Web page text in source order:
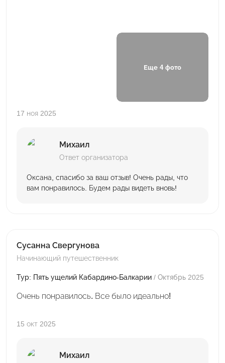
Еще 4 фото
17 ноя 2025
Михаил
Ответ организатора
Оксана, спасибо за ваш отзыв! Очень рады, что
вам понравилось. Будем рады видеть вновь!
Сусанна Свергунова
Начинающий путешественник
Тур: Пять ущелий Кабардино-Балкарии / Октябрь 2025
Очень понравилось. Все было идеально!
15 окт 2025
Михаил